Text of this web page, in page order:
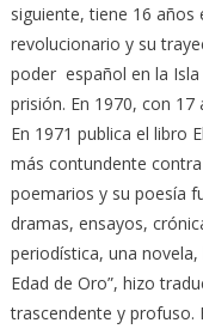
siguiente, tiene 16 años
revoluciona­rio y su
poder español en la
prisión. En 1970, con
En 1971 publica el libro
más contundente
poemarios y su poesía
dramas, ensayos,
periodística, una
Edad de Oro”, hizo
trascendente y profuso.